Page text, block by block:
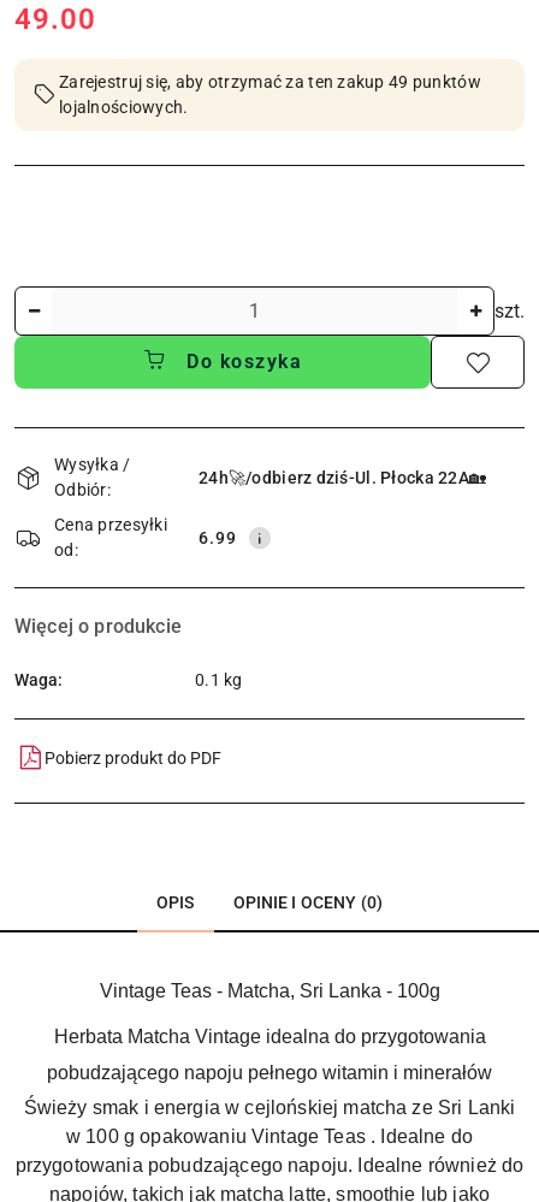
cena:
49.00
Zarejestruj się, aby otrzymać za ten zakup 49 punktów
lojalnościowych.
szt.
Do koszyka
Dostępność
i
dostawa
Wysyłka /
Odbiór:
24h🚀/odbierz dziś-Ul. Płocka 22A🏡
Cena przesyłki
od:
6.99
Więcej o produkcie
Waga: 0.1 kg
Pobierz produkt do PDF
OPIS OPINIE I OCENY (0)
Vintage Teas - Matcha, Sri Lanka - 100g
Herbata Matcha Vintage idealna do przygotowania
pobudzającego napoju pełnego witamin i minerałów
Świeży smak i energia w cejlońskiej matcha ze Sri Lanki
w 100 g opakowaniu Vintage Teas . Idealne do
przygotowania pobudzającego napoju. Idealne również do
napojów, takich jak matcha latte, smoothie lub jako